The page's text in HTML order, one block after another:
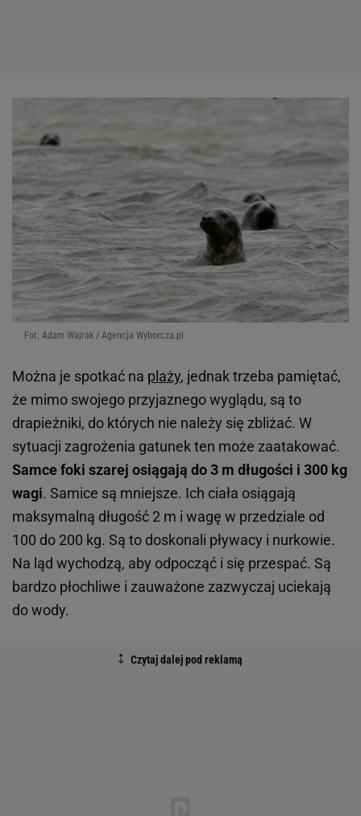
Fot. Adam Wajrak / Agencja Wyborcza.pl
Można je spotkać na plaży, jednak trzeba pamiętać,
że mimo swojego przyjaznego wyglądu, są to
drapieżniki, do których nie należy się zbliżać. W
sytuacji zagrożenia gatunek ten może zaatakować.
Samce foki szarej osiągają do 3 m długości i 300 kg
wagi. Samice są mniejsze. Ich ciała osiągają
maksymalną długość 2 m i wagę w przedziale od
100 do 200 kg. Są to doskonali pływacy i nurkowie.
Na ląd wychodzą, aby odpocząć i się przespać. Są
bardzo płochliwe i zauważone zazwyczaj uciekają
do wody.